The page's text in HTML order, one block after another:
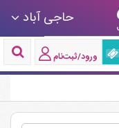
حاجی ‌آباد
ورود/ثبت‌نام